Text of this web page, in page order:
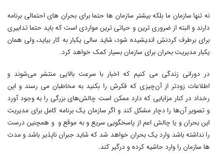
نه تنها سازمان ما بلکه بیشتر سازمان ها حتما برای بحران های احتمالی برنامه
دارند و البته از ضروری ترین و حیاتی ترین مواردی است که باید حتما تدابیری
برای برطرف کردنش اندیشیده شود، شاید سالی یکبار به کار بیاید، ولی همان
یکبار مدیریت بحران برای سازمان بسیار کمک خواهد کرد.
در دورانی زندگی می کنیم که اخبار با سرعت بالایی منتشر می‌شوند و
اطلاعات زودتر از آن‌چیزی که فکرش را بکنید به مخاطبان می رسند و این
رخداد در کنار مزایایی که دارد ممکن است چالش‌های بزرگی را به وجود آورد
و تصویر آن‌ها را دچار مشکل کند و اگر سازمان یک برنامه کامل برای مدیریت
این بحران و یا چالش اعم از پاسخگویی سریع و به موقع و و همچنین درست
را نداشته باشد وارد یک بحران خواهد شد که شاید جبران ناپذیر باشد و مدت
ها سازمان را وارد حاشیه کرده و درگیر کند.